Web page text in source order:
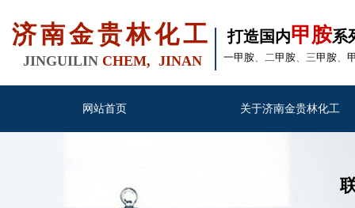
济南金贵林化工 打造国内甲胺系
一甲胺、二甲胺、三甲胺、
JINGUILIN CHEM, JINAN
网站首页 关于济南金贵林化工